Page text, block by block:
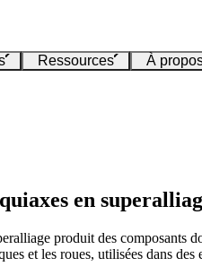
Ressources À
en
produit des composants
et les roues, utilisées dans